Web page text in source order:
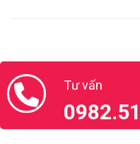
Tư vấn